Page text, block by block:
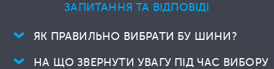
ЗАПИТАННЯ ТА ВІДПОВІДІ
ЯК ПРАВИЛЬНО ВИБРАТИ БУ ШИНИ?
НА ЩО ЗВЕРНУТИ УВАГУ ПІД ЧАС ВИБОРУ